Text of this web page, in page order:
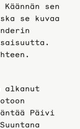
sen
se kuvaa
alkanut
Päivi